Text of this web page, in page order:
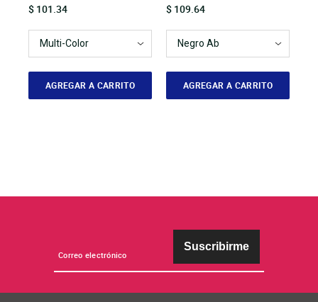
Price
$ 101.34
AGREGAR A CARRITO
Price
$ 109.64
AGREGAR A CARRITO
Suscribirme